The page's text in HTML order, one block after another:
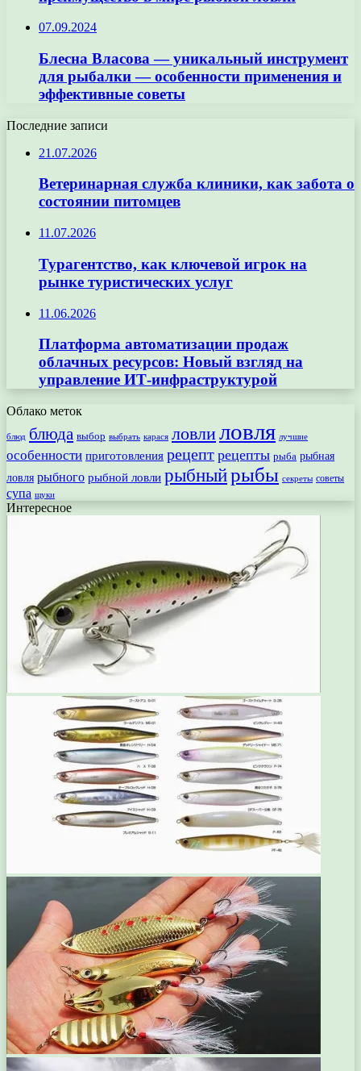
07.09.2024
Блесна Власова — уникальный инструмент
для рыбалки — особенности применения и
эффективные советы
Последние записи
21.07.2026
Ветеринарная служба клиники, как забота о
состоянии питомцев
11.07.2026
Турагентство, как ключевой игрок на
рынке туристических услуг
11.06.2026
Платформа автоматизации продаж
облачных ресурсов: Новый взгляд на
управление ИТ-инфраструктурой
Облако меток
блюд блюда выбор выбрать карася ловлиловля лучшие
особенности приготовления рецепт рецепты рыба рыбная
ловля рыбного рыбной ловли рыбныйрыбы секреты советы
супа щуки
Интересное